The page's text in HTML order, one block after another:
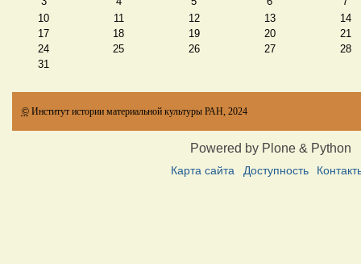
10
11 12 13
14
17
18 19 20
21
24
25 26 27
28
31
© Институт истории материальной культуры РАН, 2024
Powered by Plone & Python
Карта сайта Доступность